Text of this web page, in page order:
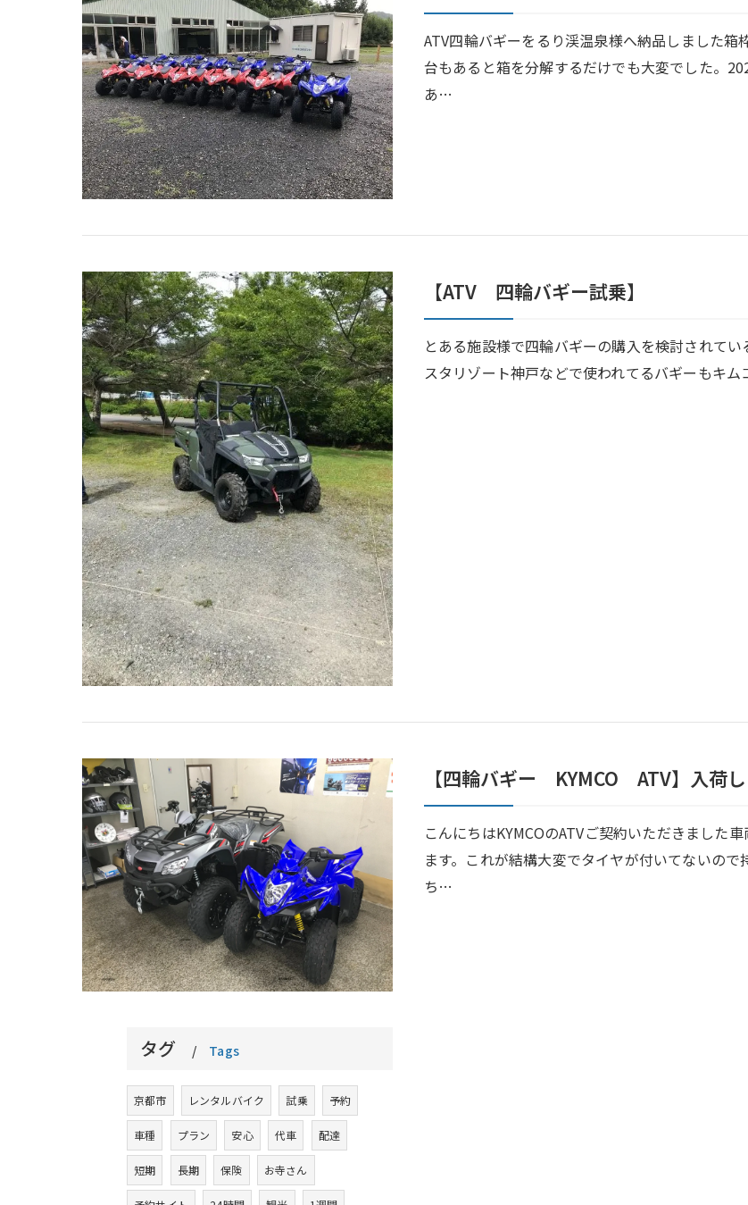
ATV四輪バギーをるり渓温泉様へ納品しました
台もあると箱を分解するだけでも大変でした。
あ…
【ATV 四輪バギー試乗】
とある施設様で四輪バギーの購入を検討されて
スタリゾート神戸などで使われてるバギーもキ
【四輪バギー KYMCO ATV】入荷
こんにちはKYMCOのATVご契約いただきました
ます。これが結構大変でタイヤが付いてないの
ち…
タグ Tags
京都市 レンタルバイク 試乗 予約
車種 プラン 安心 代車 配達
短期 長期 保険 お寺さん